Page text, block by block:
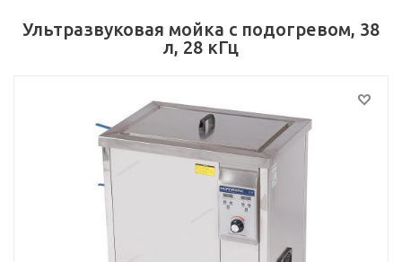
Ультразвуковая мойка с подогревом, 38
л, 28 кГц